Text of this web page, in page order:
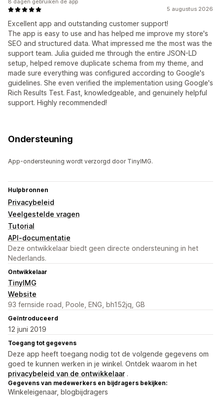
5 augustus 2026
Excellent app and outstanding customer support!
The app is easy to use and has helped me improve my store's
SEO and structured data. What impressed me the most was the
support team. Julia guided me through the entire JSON-LD
setup, helped remove duplicate schema from my theme, and
made sure everything was configured according to Google's
guidelines. She even verified the implementation using Google's
Rich Results Test. Fast, knowledgeable, and genuinely helpful
support. Highly recommended!
8 dagen gebruiken de app
Ondersteuning
App-ondersteuning wordt verzorgd door TinyIMG.
Hulpbronnen
Privacybeleid
Veelgestelde vragen
Tutorial
API-documentatie
Deze ontwikkelaar biedt geen directe ondersteuning in het
Nederlands.
Ontwikkelaar
TinyIMG
Website
93 fernside road, Poole, ENG, bh152jq, GB
Geïntroduceerd
12 juni 2019
Toegang tot gegevens
Deze app heeft toegang nodig tot de volgende gegevens om
goed te kunnen werken in je winkel. Ontdek waarom in het
privacybeleid van de ontwikkelaar .
Gegevens van medewerkers en bijdragers bekijken:
Winkeleigenaar, blogbijdragers